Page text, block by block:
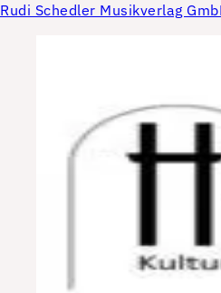
Rudi Schedler Musikverlag